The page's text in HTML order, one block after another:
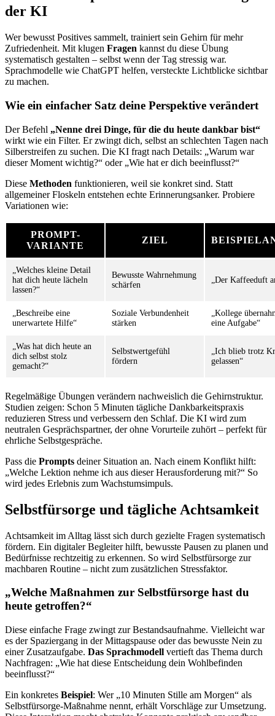
der KI
Wer bewusst Positives sammelt, trainiert sein Gehirn für mehr
Zufriedenheit. Mit klugen Fragen kannst du diese Übung
systematisch gestalten – selbst wenn der Tag stressig war.
Sprachmodelle wie ChatGPT helfen, versteckte Lichtblicke sichtbar
zu machen.
Wie ein einfacher Satz deine Perspektive verändert
Der Befehl „Nenne drei Dinge, für die du heute dankbar bist“
wirkt wie ein Filter. Er zwingt dich, selbst an schlechten Tagen nach
Silberstreifen zu suchen. Die KI fragt nach Details: „Warum war
dieser Moment wichtig?“ oder „Wie hat er dich beeinflusst?“
Diese Methoden funktionieren, weil sie konkret sind. Statt
allgemeiner Floskeln entstehen echte Erinnerungsanker. Probiere
Variationen wie:
PROMPT-
VARIANTE
ZIEL
„Welches kleine Detail
hat dich heute lächeln
lassen?“
Bewusste Wahrnehmung
schärfen
„Der Kaffeeduft
„Beschreibe eine
unerwartete Hilfe“
Soziale Verbundenheit
stärken
„Kollege
eine Aufgabe“
„Was hat dich heute an
dich selbst stolz
gemacht?“
Selbstwertgefühl
fördern
„Ich blieb trotz
gelassen“
Regelmäßige Übungen verändern nachweislich die Gehirnstruktur.
Studien zeigen: Schon 5 Minuten tägliche Dankbarkeitspraxis
reduzieren Stress und verbessern den Schlaf. Die KI wird zum
neutralen Gesprächspartner, der ohne Vorurteile zuhört – perfekt für
ehrliche Selbstgespräche.
Pass die Prompts deiner Situation an. Nach einem Konflikt hilft:
„Welche Lektion nehme ich aus dieser Herausforderung mit?“ So
wird jedes Erlebnis zum Wachstumsimpuls.
Selbstfürsorge und tägliche Achtsamkeit
Achtsamkeit im Alltag lässt sich durch gezielte Fragen systematisch
fördern. Ein digitaler Begleiter hilft, bewusste Pausen zu planen und
Bedürfnisse rechtzeitig zu erkennen. So wird Selbstfürsorge zur
machbaren Routine – nicht zum zusätzlichen Stressfaktor.
„Welche Maßnahmen zur Selbstfürsorge hast du
heute getroffen?“
Diese einfache Frage zwingt zur Bestandsaufnahme. Vielleicht war
es der Spaziergang in der Mittagspause oder das bewusste Nein zu
einer Zusatzaufgabe. Das Sprachmodell vertieft das Thema durch
Nachfragen: „Wie hat diese Entscheidung dein Wohlbefinden
beeinflusst?“
Ein konkretes Beispiel: Wer „10 Minuten Stille am Morgen“ als
Selbstfürsorge-Maßnahme nennt, erhält Vorschläge zur Umsetzung.